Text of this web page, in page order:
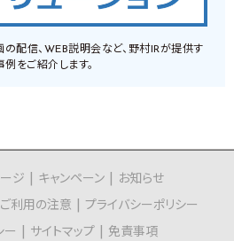
配信、WEB説明会など、野村IRが提供す
をご紹介します。
ジ キャンペーン
お知らせ
ご利用の注意
プライバシーポリシー
ー
サイトマップ 免責事項